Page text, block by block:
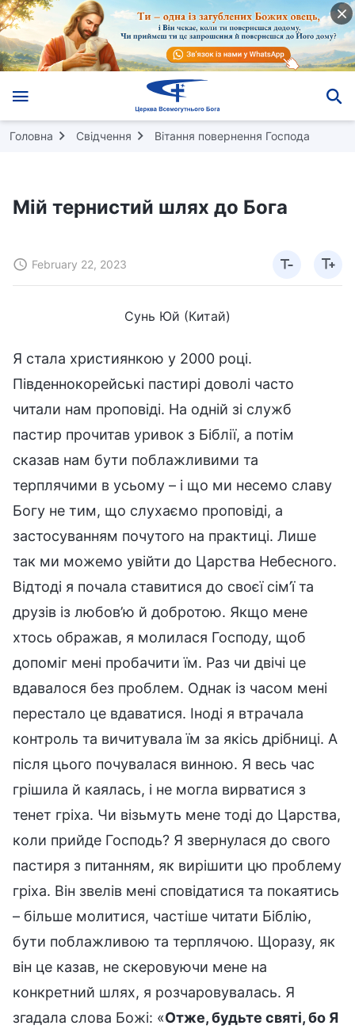
Головна Свідчення Вітання повернення Господа
Мій тернистий шлях до Бога
February 22, 2023
Сунь Юй (Китай)
Я стала християнкою у 2000 році.
Південнокорейські пастирі доволі часто
читали нам проповіді. На одній зі служб
пастир прочитав уривок з Біблії, а потім
сказав нам бути поблажливими та
терплячими в усьому – і що ми несемо славу
Богу не тим, що слухаємо проповіді, а
застосуванням почутого на практиці. Лише
так ми можемо увійти до Царства Небесного.
Відтоді я почала ставитися до своєї сім’ї та
друзів із любов’ю й добротою. Якщо мене
хтось ображав, я молилася Господу, щоб
допоміг мені пробачити їм. Раз чи двічі це
вдавалося без проблем. Однак із часом мені
перестало це вдаватися. Іноді я втрачала
контроль та вичитувала їм за якісь дрібниці. А
після цього почувалася винною. Я весь час
грішила й каялась, і не могла вирватися з
тенет гріха. Чи візьмуть мене тоді до Царства,
коли прийде Господь? Я звернулася до свого
пастиря з питанням, як вирішити цю проблему
гріха. Він звелів мені сповідатися та покаятись
– більше молитися, частіше читати Біблію,
бути поблажливою та терплячою. Щоразу, як
він це казав, не скеровуючи мене на
конкретний шлях, я розчаровувалась. Я
згадала слова Божі: «Отже, будьте святі, бо Я